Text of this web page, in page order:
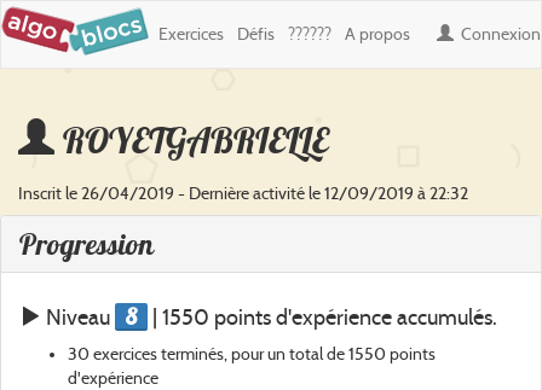
Connexion
Exercices Défis ?????? A propos
ROYETGABRIELLE
Inscrit le 26/04/2019 - Dernière activité le 12/09/2019 à 22:32
Progression
Niveau 8 | 1550 points d'expérience accumulés.
30 exercices terminés, pour un total de 1550 points
d'expérience